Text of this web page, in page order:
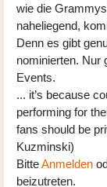
wie die
naheliegend,
Denn es gibt
nominierten. Nur
Events.
... it’s because
performing for
fans should be
Kuzminski)
BitteAnmelden
beizutreten.